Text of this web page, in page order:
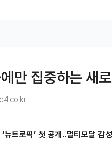
만 집중하는 새
트로픽’ 첫 공개..멀티모달 감